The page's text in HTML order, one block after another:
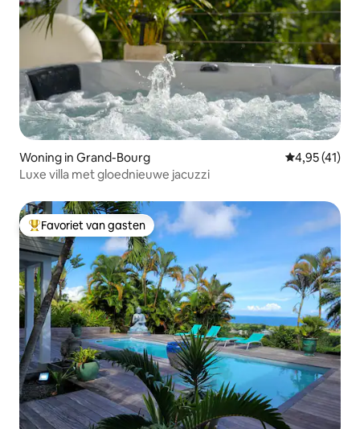
Woning in Grand-Bourg Gemiddelde
4,95 (41)
Luxe villa met gloednieuwe jacuzzi
Topfavoriet van gasten
Favoriet van gasten